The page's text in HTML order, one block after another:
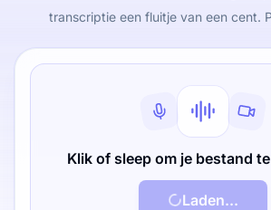
transcriptie een fluitje van een cent.
Klik of sleep om je bestand
Laden...